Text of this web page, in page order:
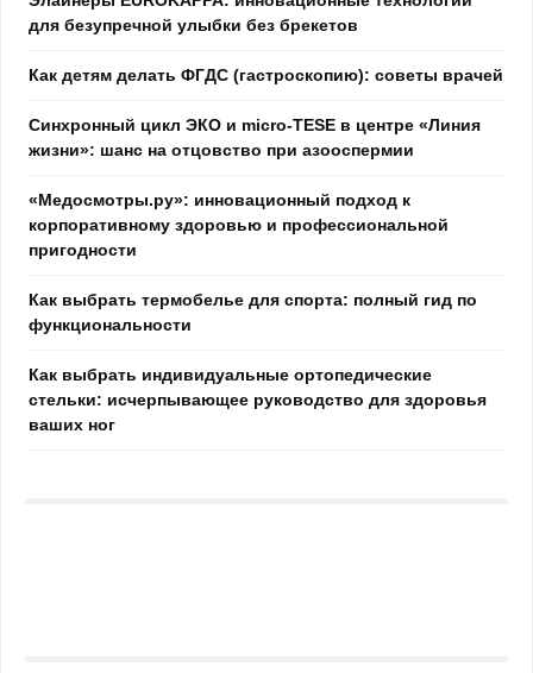
для безупречной улыбки без брекетов
Как детям делать ФГДС (гастроскопию): советы врачей
Синхронный цикл ЭКО и micro-TESE в центре «Линия
жизни»: шанс на отцовство при азооспермии
«Медосмотры.ру»: инновационный подход к
корпоративному здоровью и профессиональной
пригодности
Как выбрать термобелье для спорта: полный гид по
функциональности
Как выбрать индивидуальные ортопедические
стельки: исчерпывающее руководство для здоровья
ваших ног